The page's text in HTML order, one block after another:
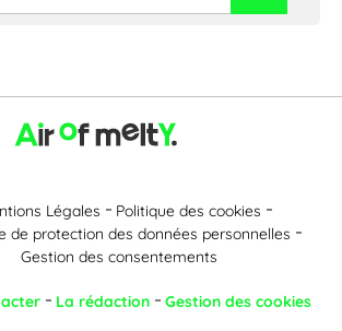
Légales
Politique des cookies
de protection des données personnelles
Gestion des consentements
La rédaction Gestion des cookies